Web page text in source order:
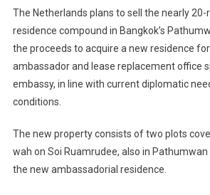
The Netherlands plans to sell the nearly 20-
residence compound in Bangkok’s
the proceeds to acquire a new residence
ambassador and lease replacement office
embassy, in line with current diplomatic
conditions.
The new property consists of two plots
wah on Soi Ruamrudee, also in
the new ambassadorial residence.